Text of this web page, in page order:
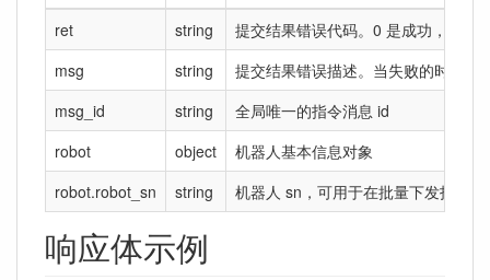
ret
string
提交结果错误代码。0 是成功，非 0
msg
string
提交结果错误描述。当失败的时候会
msg_id
string
全局唯一的指令消息 id
robot
object
机器人基本信息对象
robot.robot_sn
string 机器人 sn，可用于在批量下发指令
响应体示例